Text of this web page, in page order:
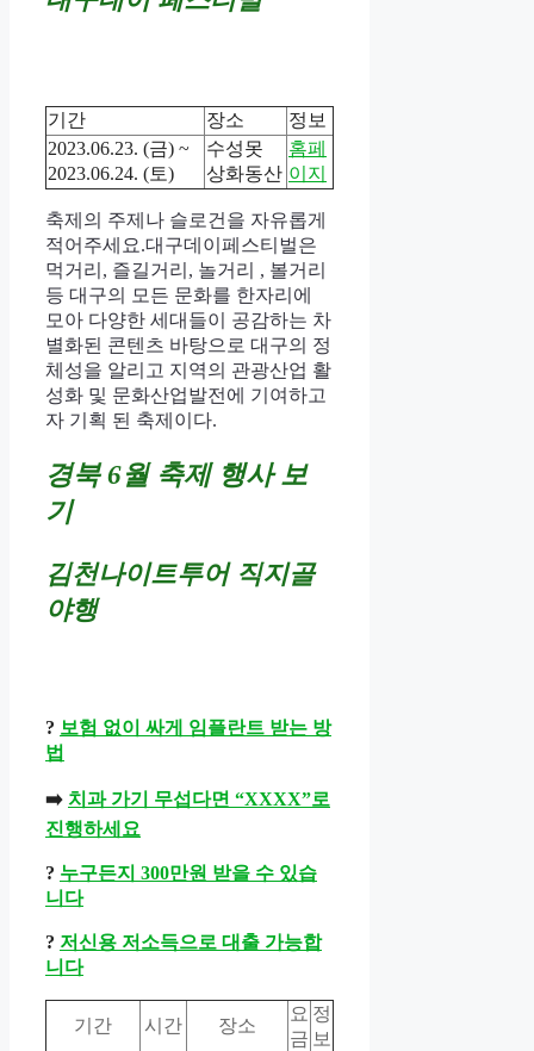
기간 장소
정보
2023.06.23. (금) ~
2023.06.24. (토)
수성못
상화동산
홈페
이지
축제의 주제나 슬로건을 자유롭게
적어주세요.대구데이페스티벌은
먹거리, 즐길거리, 놀거리 , 볼거리
등 대구의 모든 문화를 한자리에
모아 다양한 세대들이 공감하는 차
별화된 콘텐츠 바탕으로 대구의 정
체성을 알리고 지역의 관광산업 활
성화 및 문화산업발전에 기여하고
자 기획 된 축제이다.
경북 6월 축제 행사 보
기
김천나이트투어 직지골
야행
? 보험 없이 싸게 임플란트 받는 방
법
➡️ 치과 가기 무섭다면 “XXXX”로
진행하세요
? 누구든지 300만원 받을 수 있습
니다
? 저신용 저소득으로 대출 가능합
니다
기간 시간 장소
요
금
정
보